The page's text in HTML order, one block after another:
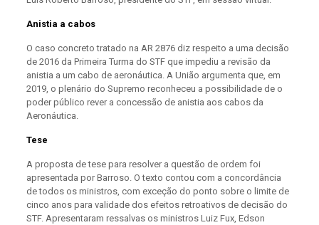
Anistia a cabos
O caso concreto tratado na AR 2876 diz respeito a uma decisão
de 2016 da Primeira Turma do STF que impediu a revisão da
anistia a um cabo de aeronáutica. A União argumenta que, em
2019, o plenário do Supremo reconheceu a possibilidade de o
poder público rever a concessão de anistia aos cabos da
Aeronáutica.
Tese
A proposta de tese para resolver a questão de ordem foi
apresentada por Barroso. O texto contou com a concordância
de todos os ministros, com exceção do ponto sobre o limite de
cinco anos para validade dos efeitos retroativos de decisão do
STF. Apresentaram ressalvas os ministros Luiz Fux, Edson